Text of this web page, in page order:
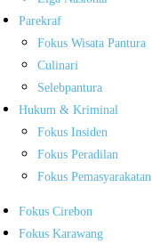
Parekraf
Fokus Wisata Pantura
Culinari
Selebpantura
Hukum & Kriminal
Fokus Insiden
Fokus Peradilan
Fokus Pemasyarakatan
Fokus Cirebon
Fokus Karawang